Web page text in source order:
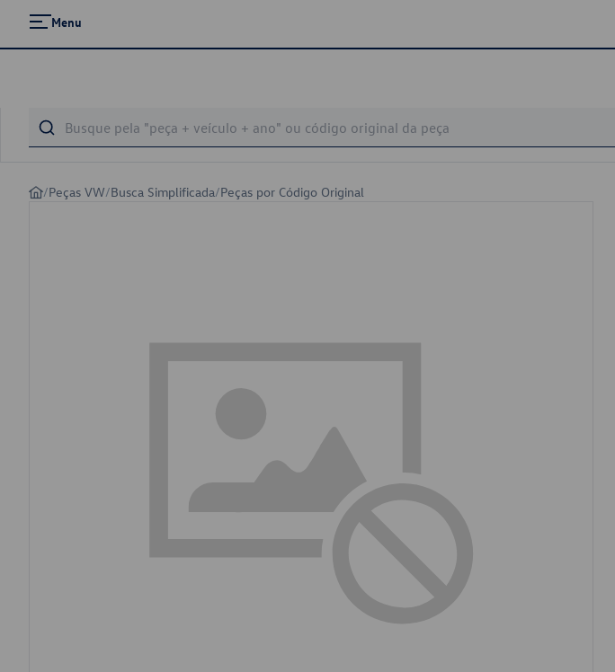
Menu
/Peças VW/Busca Simplificada/Peças por Código Original